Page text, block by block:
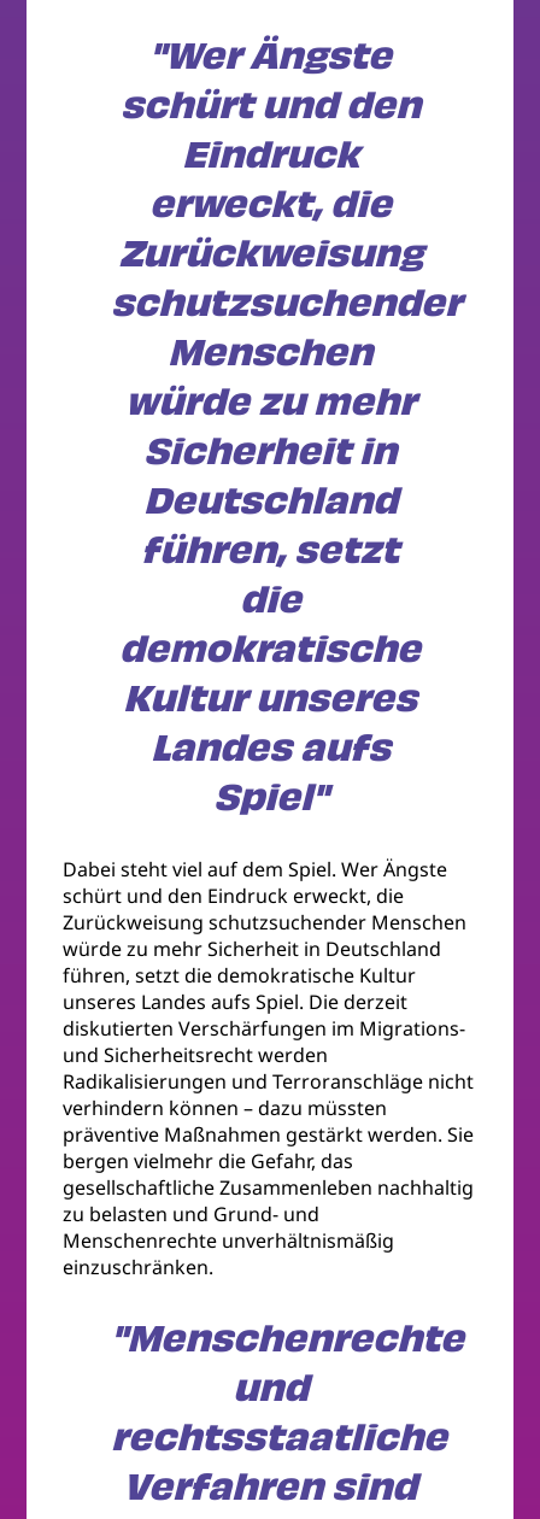
"Wer Ängste
schürt und den
Eindruck
erweckt, die
Zurückweisung
schutzsuchender
Menschen
würde zu mehr
Sicherheit in
Deutschland
führen, setzt
die
demokratische
Kultur unseres
Landes aufs
Spiel"
Dabei steht viel auf dem Spiel. Wer Ängste
schürt und den Eindruck erweckt, die
Zurückweisung schutzsuchender Menschen
würde zu mehr Sicherheit in Deutschland
führen, setzt die demokratische Kultur
unseres Landes aufs Spiel. Die derzeit
diskutierten Verschärfungen im Migrations-
und Sicherheitsrecht werden
Radikalisierungen und Terroranschläge nicht
verhindern können – dazu müssten
präventive Maßnahmen gestärkt werden. Sie
bergen vielmehr die Gefahr, das
gesellschaftliche Zusammenleben nachhaltig
zu belasten und Grund- und
Menschenrechte unverhältnismäßig
einzuschränken.
"Menschenrechte
und
rechtsstaatliche
Verfahren sind